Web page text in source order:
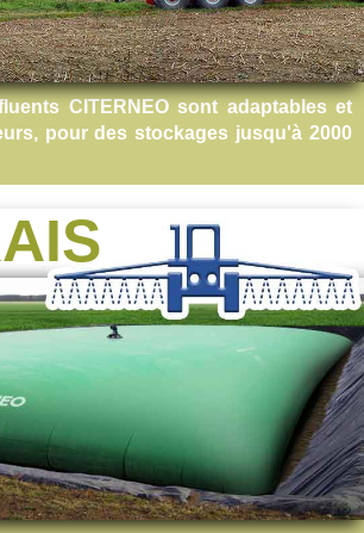
CITERNEO sont adaptables et
pour des stockages jusqu'à 2000